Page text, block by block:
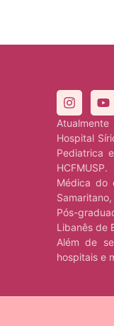
Hospital
Pediatrica
HCFMUSP.
Médica do
Pós-
Libanês de
Além de
hospitais e